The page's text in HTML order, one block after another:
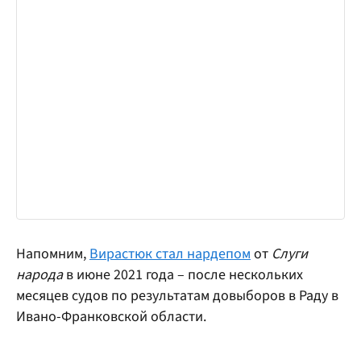
Напомним,Вирастюк стал нардепомот Слуги
народав июне 2021 года – после нескольких
месяцев судов по результатам довыборов в Раду в
Ивано-Франковской области.